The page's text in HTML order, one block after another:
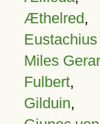
Æthelred,
Miles
Fulbert,
Gilduin,